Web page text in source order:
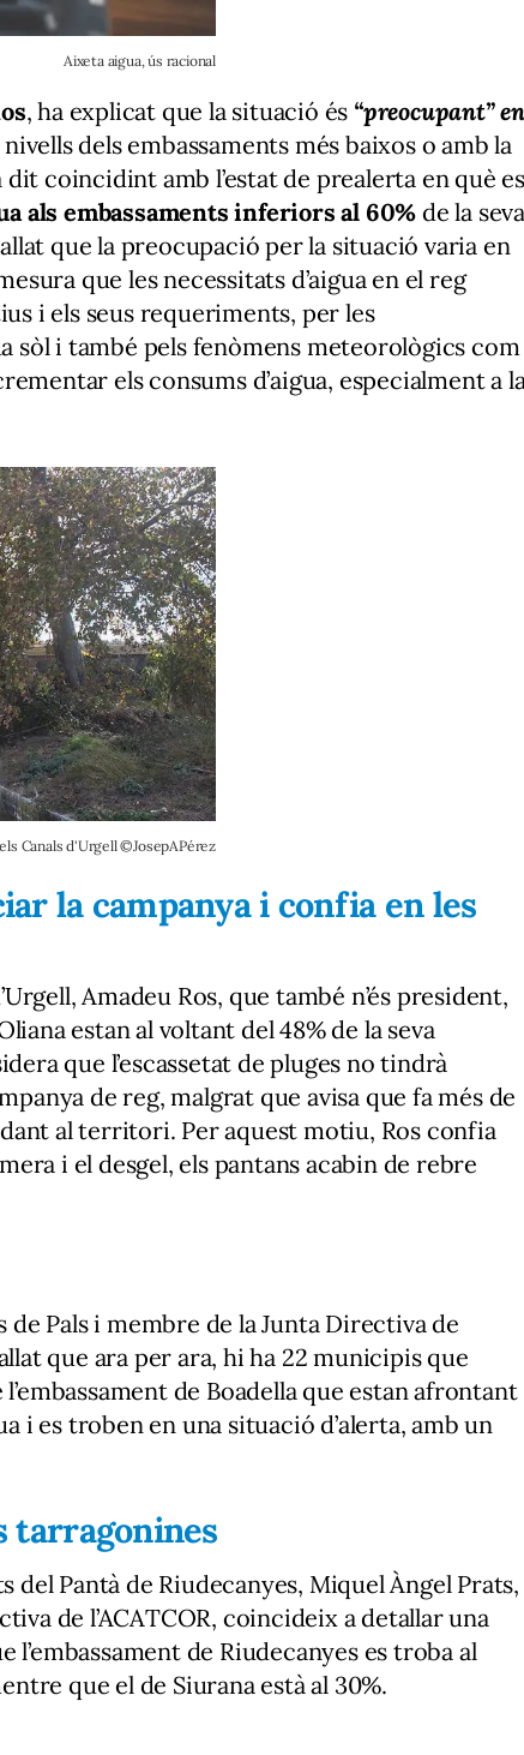
Aixeta aigua, ús racional
, ha explicat que la situació és “preocupant”
dels embassaments més baixos o amb la
coincidint amb l’estat de prealerta en què es
als embassaments inferiors al 60% de la
que la preocupació per la situació varia en
que les necessitats d’aigua en el reg
i els seus requeriments, per les
sòl i també pels fenòmens meteorològics com
els consums d’aigua, especialment a
Canals d'Urgell ©JosepAPérez
la campanya i confia en les
Amadeu Ros, que també n’és president,
estan al voltant del 48% de la seva
que l’escassetat de pluges no tindrà
de reg, malgrat que avisa que fa més de
al territori. Per aquest motiu, Ros confia
i el desgel, els pantans acabin de rebre
Pals i membre de la Junta Directiva de
que ara per ara, hi ha 22 municipis que
de Boadella que estan afrontant
i es troben en una situació d’alerta, amb un
tarragonines
Pantà de Riudecanyes, Miquel Àngel Prats,
de l’ACATCOR, coincideix a detallar una
l’embassament de Riudecanyes es troba al
que el de Siurana està al 30%.